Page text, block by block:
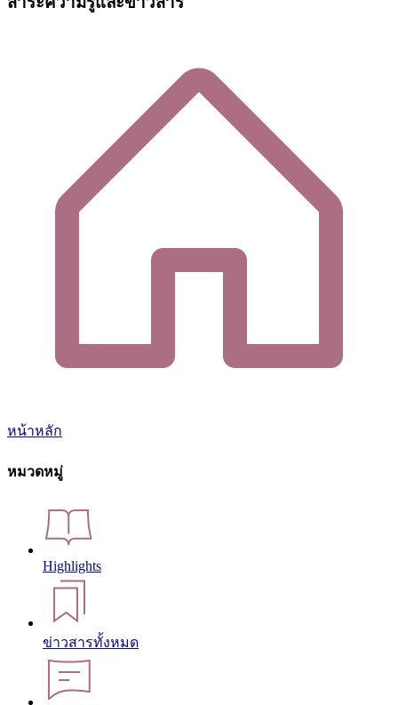
หน้าหลัก
หมวดหมู่
Highlights
ข่าวสารทั้งหมด